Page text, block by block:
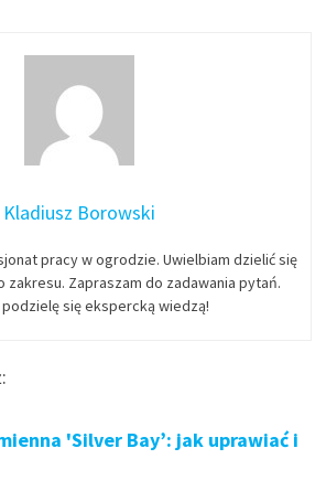
Kladiusz Borowski
pracy w ogrodzie. Uwielbiam dzielić się
zakresu. Zapraszam do zadawania pytań.
podzielę się ekspercką wiedzą!
'Silver Bay’: jak uprawiać i